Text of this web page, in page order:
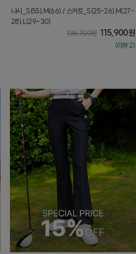
[나시_S] 8월둘째주 순차배송
나시_S(55),M(66) / 스커트_S(25-26),M(27-
28),L(29-30)
136,700원 115,900원
(리뷰:2)